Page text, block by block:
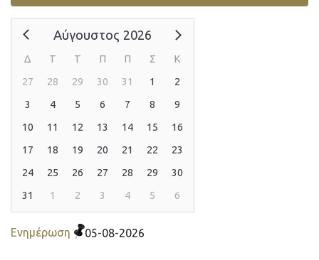
Αύγουστος 2026
Δ Τ Τ Π Π Σ
Κ
27
28 29 30 31 1
2
3
4 5 6 7 8
9
10
11 12 13 14 15
16
17
18 19 20 21 22
23
24
25 26 27 28 29
30
31
1 2 3 4 5 6
Ενημέρωση 05-08-2026